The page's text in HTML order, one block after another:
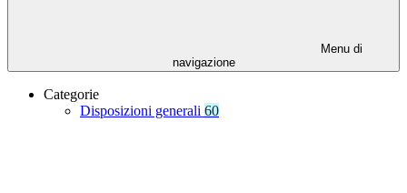
Menu di
navigazione
Categorie
Disposizioni generali 60